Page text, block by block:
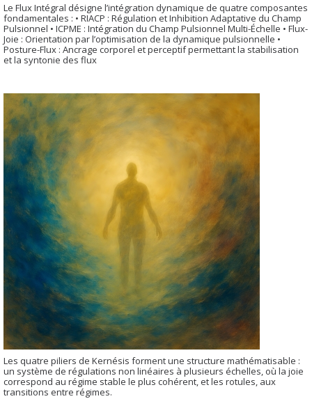
Le Flux Intégral désigne l’intégration dynamique de quatre composantes
fondamentales : • RIACP : Régulation et Inhibition Adaptative du Champ
Pulsionnel • ICPME : Intégration du Champ Pulsionnel Multi-Échelle • Flux-
Joie : Orientation par l’optimisation de la dynamique pulsionnelle •
Posture-Flux : Ancrage corporel et perceptif permettant la stabilisation
et la syntonie des flux
Les quatre piliers de Kernésis forment une structure mathématisable :
un système de régulations non linéaires à plusieurs échelles, où la joie
correspond au régime stable le plus cohérent, et les rotules, aux
transitions entre régimes.